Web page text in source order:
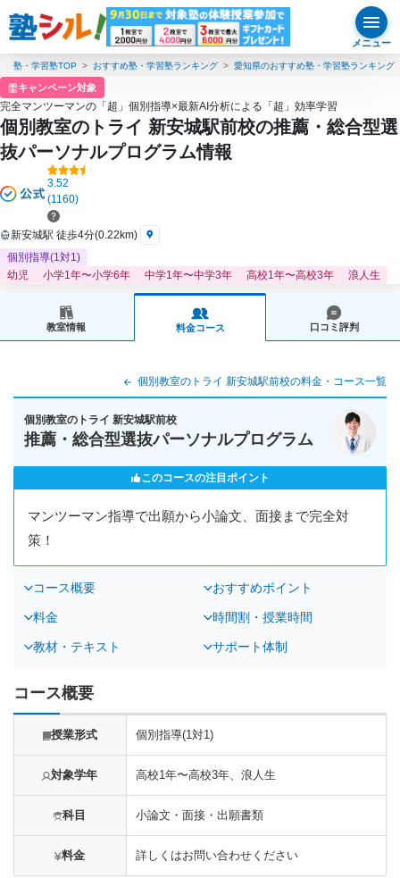
メニュー
塾・学習塾TOP おすすめ塾・学習塾ランキング 愛知県のおすすめ塾・学習塾ランキング
キャンペーン対象
完全マンツーマンの「超」個別指導×最新AI分析による「超」効率学習
個別教室のトライ 新安城駅前校の推薦・総合型選
抜パーソナルプログラム情報
3.52
(1160)
新安城駅 徒歩4分(0.22km)
個別指導(1対1)
幼児
小学1年〜小学6年 中学1年〜中学3年 高校1年〜高校3年 浪人生
教室情報 料金コース 口コミ評判
個別教室のトライ 新安城駅前校の料金・コース一覧
個別教室のトライ 新安城駅前校
推薦・総合型選抜パーソナルプログラム
このコースの注目ポイント
マンツーマン指導で出願から小論文、面接まで完全対
策！
コース概要 おすすめポイント
料金 時間割・授業時間
教材・テキスト サポート体制
コース概要
授業形式 個別指導(1対1)
対象学年 高校1年〜高校3年、浪人生
科目 小論文・面接・出願書類
料金 詳しくはお問い合わせください